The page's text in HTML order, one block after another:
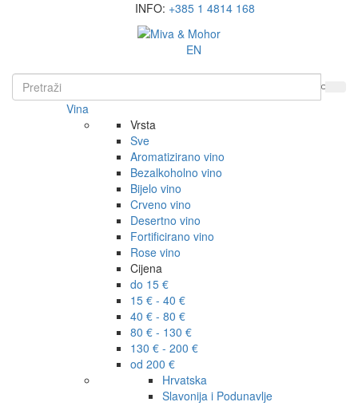
INFO: +385 1 4814 168
EN
Vina
Vrsta
Sve
Aromatizirano vino
Bezalkoholno vino
Bijelo vino
Crveno vino
Desertno vino
Fortificirano vino
Rose vino
Cijena
do 15 €
15 € - 40 €
40 € - 80 €
80 € - 130 €
130 € - 200 €
od 200 €
Hrvatska
Slavonija i Podunavlje